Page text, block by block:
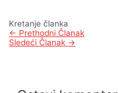
Kretanje članka
← Prethodni Članak
Sledeći Članak →